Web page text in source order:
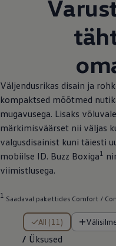
Väljendusrikas disain ja
kompaktsed mõõtmed
mugavusega. Lisaks
märkimisväärset nii väljas
valgusdisainist kuni täiesti
mobiilse ID. Buzz Boxiga1
viimistlusega.
1 Saadaval pakettides Comfort /
All (11)
/ Üksused
/ Üksused